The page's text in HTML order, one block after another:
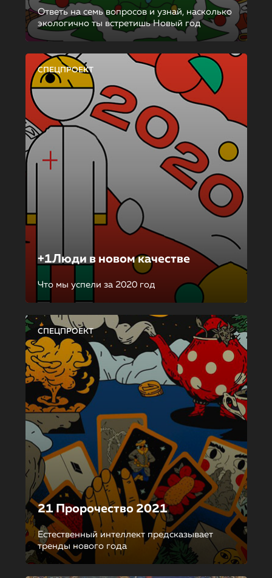
Ответь на семь вопросов и узнай, насколько
экологично ты встретишь Новый год
СПЕЦПРОЕКТ
+1Люди в новом качестве
Что мы успели за 2020 год
СПЕЦПРОЕКТ
21 Пророчество 2021
Естественный интеллект предсказывает
тренды нового года